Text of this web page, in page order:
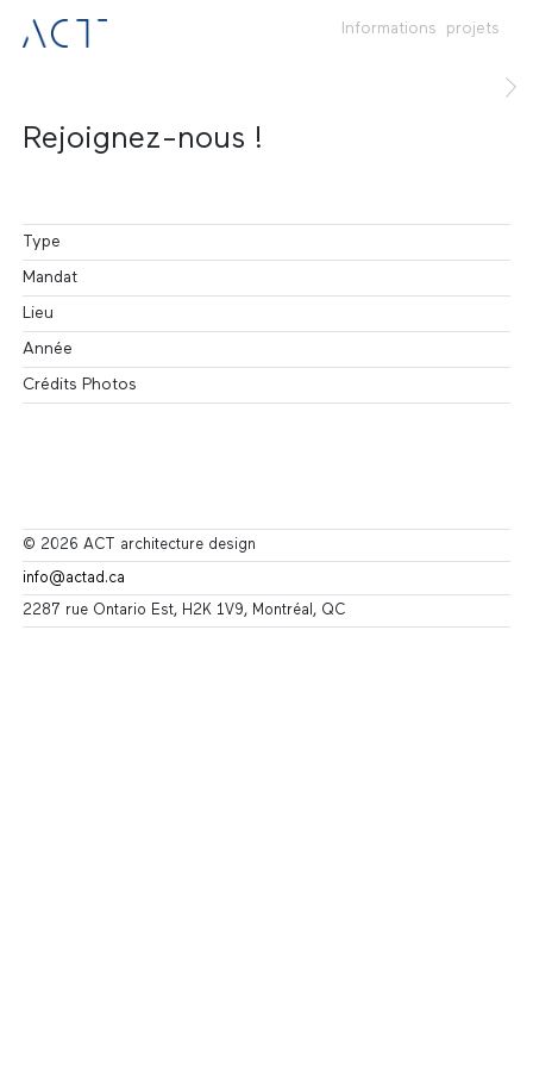
Informations projets
Rejoignez-nous !
Type
Mandat
Lieu
Année
Crédits Photos
© 2026 ACT architecture design
info@actad.ca
2287 rue Ontario Est, H2K 1V9, Montréal, QC